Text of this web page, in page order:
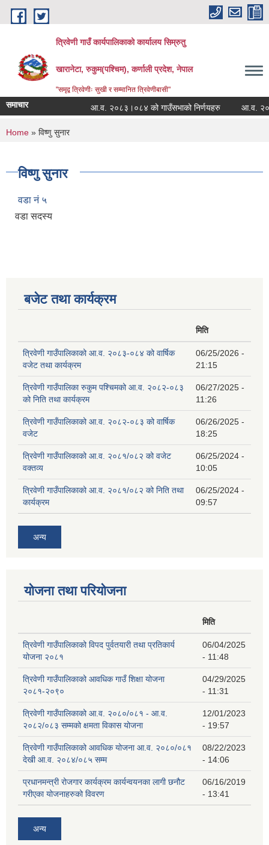
Skip to main content
त्रिवेणी गाउँ कार्यपालिकाको कार्यालय सिम्रुतु
खारानेटा, रुकुम(पश्‍चिम), कर्णाली प्रदेश, नेपाल
"समृद्व त्रिवेणीः सुखी र सम्मानित त्रिवेणीबासी"
समाचार आ.व. २०८३।०८४ को गाउँसभाको निर्णयहरु आ.व.
You are here
Home » विष्‍णु सुनार
विष्‍णु सुनार
वडा नं ५
वडा सदस्य
बजेट तथा कार्यक्रम
मिति
त्रिवेणी गाउँपालिकाको आ.व. २०८३-०८४ को वार्षिक
वजेट तथा कार्यक्रम
06/25/2026 -
21:15
त्रिवेणी गाउँपालिका रुकुम पश्‍चिमको आ.व. २०८२-०८३
को निति तथा कार्यक्रम
06/27/2025 -
11:26
त्रिवेणी गाउँपालिकाको आ.व. २०८२-०८३ को वार्षिक
वजेट
06/26/2025 -
18:25
त्रिवेणी गाउँपालिकाको आ.व. २०८१/०८२ को वजेट
वक्तव्य
06/25/2024 -
10:05
त्रिवेणी गाउँपालिकाको आ.व. २०८१/०८२ को निति तथा
कार्यक्रम
06/25/2024 -
09:57
अन्य
योजना तथा परियोजना
मिति
त्रिवेणी गाउँपालिकाको विपद पुर्वतयारी तथा प्रतिकार्य
योजना २०८१
06/04/2025
- 11:48
त्रिवेणी गाउँपालिकाको आवधिक गाउँ शिक्षा योजना
२०८१-२०९०
04/29/2025
- 11:31
त्रिवेणी गाउँपालिकाको आ.व. २०८०/०८१ - आ.व.
२०८२/०८३ सम्मको क्षमता विकास योजना
12/01/2023
- 19:57
त्रिवेणी गाउँपालिकाको आवधिक योजना आ.व. २०८०/०८१
देखी आ.व. २०८४/०८५ सम्म
08/22/2023
- 14:06
प्रधानमन्त्री रोजगार कार्यक्रम कार्यन्वयनका लागी छनौट
गरीएका योजनाहरुको विवरण
06/16/2019
- 13:41
अन्य